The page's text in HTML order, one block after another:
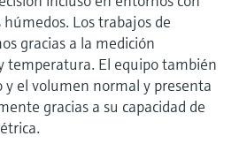
Los trabajos de
gracias a la medición
temperatura. El equipo también
y el volumen normal y presenta
gracias a su capacidad de